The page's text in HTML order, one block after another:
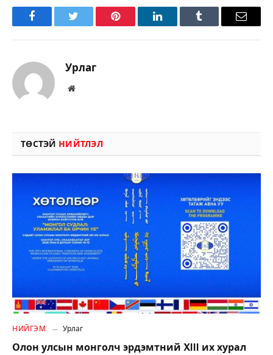
FacebookTwitter Pinterest LinkedInTumblr Имэйл
Урлаг
Вэбсайт
ТӨСТЭЙ НИЙТЛЭЛ
НИЙГЭМ Урлаг
Олон улсын монголч эрдэмтний XIII их хурал